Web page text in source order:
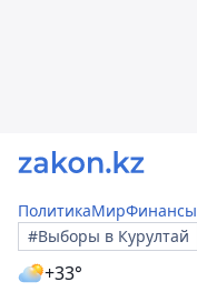
ПолитикаМирФинансы
#Выборы в Курултай
+33°